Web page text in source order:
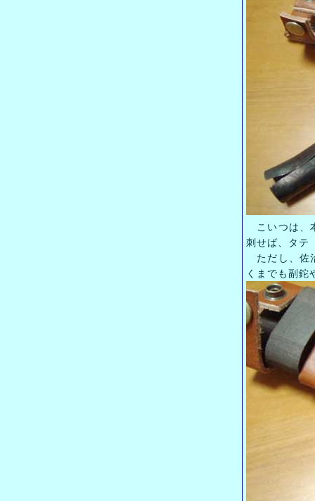
こいつは、
刺せば、タテ
ただし、佐
くまでも副鉈